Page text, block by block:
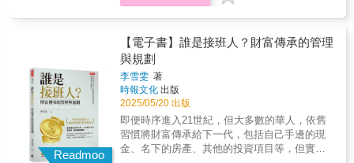
年、保障終身最划算。 羊毛出在羊身上，保險
公司只不過將保障至110歲的保費，要你在20年
內付清而已。 & 此四項觀念並非完全錯誤，而
是有時候正確；但就因為這四項多數人的買保
險觀，保險 公司才會投大眾所好，設計許多高
保費、低保障的①終身型、②還本型、③投資
型、④類全委型及⑤附保證型等保險商品來賺
客戶的錢。 其中終身型保單比較貴的可能原因
之一是：「目前台灣人平均壽命是80.9歲（男
77.7歲、女84.2歲），壽險業的第六回「經驗
生命表」，是男81.11歲、女86.64歲（2021／7
明顯出了問題。作者指出主要原因為以下四
點： & （1）買保險，保障項目要愈多愈好。
沒有錯！但是每月保費可能太高而影響基本的
生活品質。 （2）買保險，要保障兼投資，一
舉兩得。 保障兼投資？絕對是保障成份減少
（理賠時方恨少），投資也未必賺錢，而有虧
損本金的風險。 （3）買保險，到期未理賠
時，要領回保費。 如果是儲蓄壽險，到期尚可
領回比總繳保費稍多的錢（不考慮通膨率），
Readmoo
【電子書】誰是接班人？財富傳承的管理
與規劃
李雪雯 著
時報文化 出版
2025/05/20 出版
即便時序進入21世紀，但大多數的華人，依舊
習慣將財富傳承給下一代，包括自己手邊的現
金、名下的房產、其他的投資項目等，但實際